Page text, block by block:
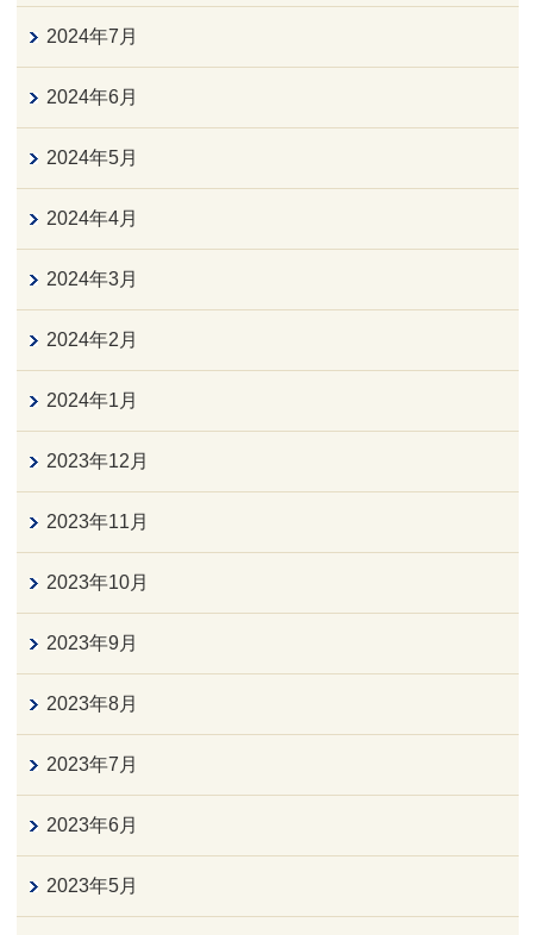
2024年7月
2024年6月
2024年5月
2024年4月
2024年3月
2024年2月
2024年1月
2023年12月
2023年11月
2023年10月
2023年9月
2023年8月
2023年7月
2023年6月
2023年5月